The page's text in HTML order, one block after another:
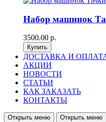
Набор машинок
3500.00 р.
ДОСТАВКА И
АКЦИИ
НОВОСТИ
СТАТЬИ
КАК ЗАКАЗАТЬ
КОНТАКТЫ
Открыть меню Открыть меню